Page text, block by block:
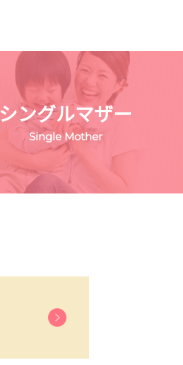
シングルマザー
Single Mother